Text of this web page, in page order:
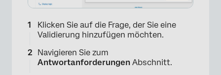
Klicken Sie auf die Frage, der Sie eine
Validierung hinzufügen möchten.
Navigieren Sie zum
Antwortanforderungen Abschnitt.